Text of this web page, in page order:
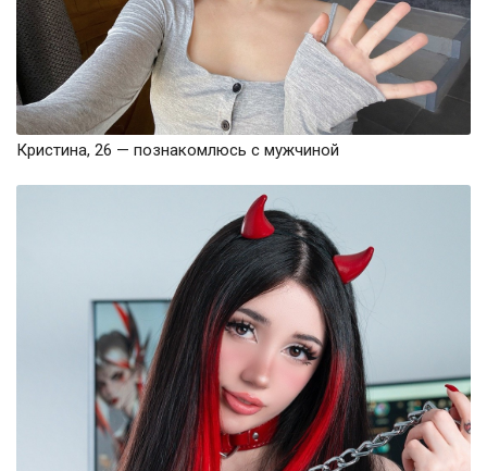
Кристина, 26 — познакомлюсь с мужчиной